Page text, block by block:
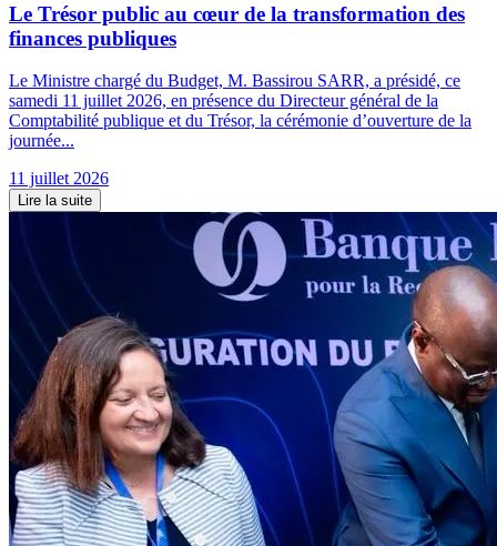
Le Trésor public au cœur de la transformation des
finances publiques
Le Ministre chargé du Budget, M. Bassirou SARR, a présidé, ce
samedi 11 juillet 2026, en présence du Directeur général de la
Comptabilité publique et du Trésor, la cérémonie d’ouverture de la
journée...
11 juillet 2026
Lire la suite